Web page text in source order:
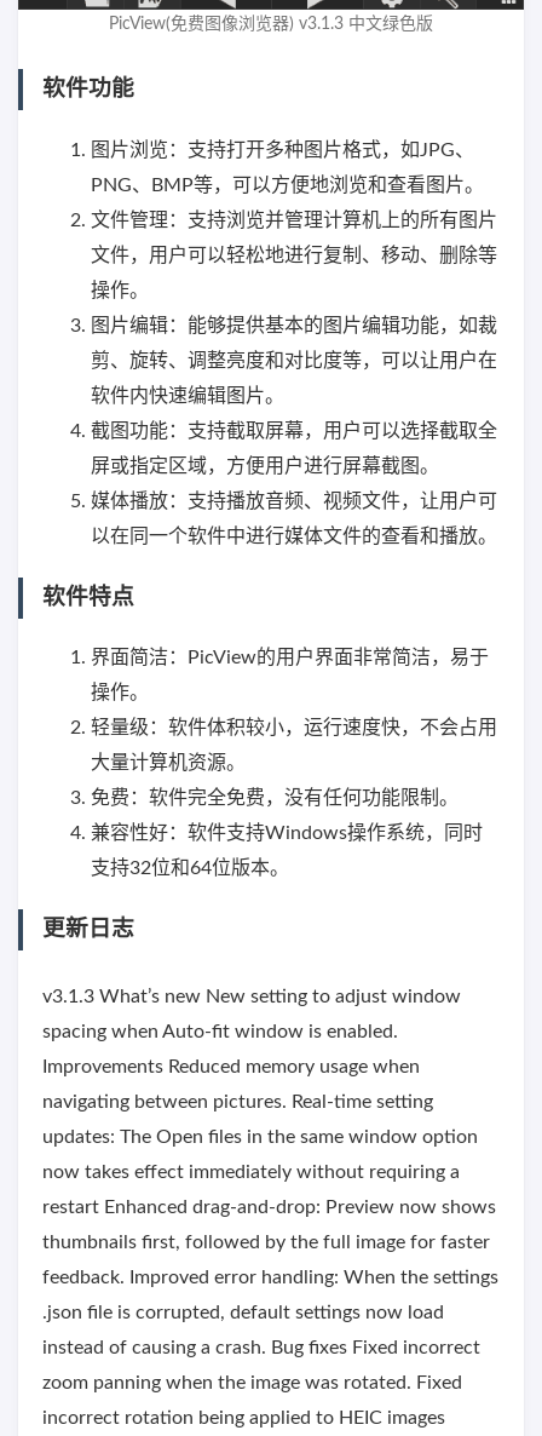
PicView(免费图像浏览器) v3.1.3 中文绿色版
软件功能
图片浏览：支持打开多种图片格式，如JPG、
PNG、BMP等，可以方便地浏览和查看图片。
文件管理：支持浏览并管理计算机上的所有图片
文件，用户可以轻松地进行复制、移动、删除等
操作。
图片编辑：能够提供基本的图片编辑功能，如裁
剪、旋转、调整亮度和对比度等，可以让用户在
软件内快速编辑图片。
截图功能：支持截取屏幕，用户可以选择截取全
屏或指定区域，方便用户进行屏幕截图。
媒体播放：支持播放音频、视频文件，让用户可
以在同一个软件中进行媒体文件的查看和播放。
软件特点
界面简洁：PicView的用户界面非常简洁，易于
操作。
轻量级：软件体积较小，运行速度快，不会占用
大量计算机资源。
免费：软件完全免费，没有任何功能限制。
兼容性好：软件支持Windows操作系统，同时
支持32位和64位版本。
更新日志
v3.1.3 What’s new New setting to adjust window
spacing when Auto-fit window is enabled.
Improvements Reduced memory usage when
navigating between pictures. Real-time setting
updates: The Open files in the same window option
now takes effect immediately without requiring a
restart Enhanced drag-and-drop: Preview now shows
thumbnails first, followed by the full image for faster
feedback. Improved error handling: When the settings
.json file is corrupted, default settings now load
instead of causing a crash. Bug fixes Fixed incorrect
zoom panning when the image was rotated. Fixed
incorrect rotation being applied to HEIC images